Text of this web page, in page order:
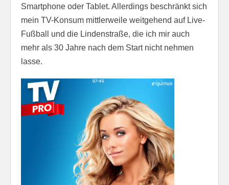
Smartphone oder Tablet. Allerdings beschränkt sich
mein TV-Konsum mittlerweile weitgehend auf Live-
Fußball und die Lindenstraße, die ich mir auch
mehr als 30 Jahre nach dem Start nicht nehmen
lasse.